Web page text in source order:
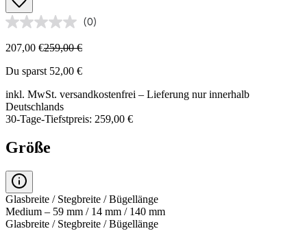
(0)
207,00 €259,00 €
Du sparst 52,00 €
inkl. MwSt. versandkostenfrei – Lieferung nur innerhalb
Deutschlands
30-Tage-Tiefstpreis: 259,00 €
Größe
Glasbreite / Stegbreite / Bügellänge
Medium – 59 mm / 14 mm / 140 mm
Glasbreite / Stegbreite / Bügellänge